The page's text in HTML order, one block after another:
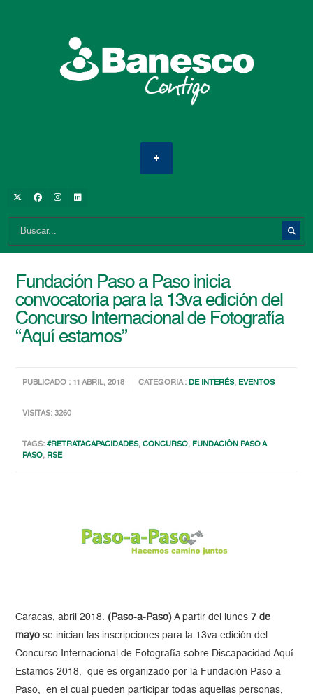
Fundación Paso a Paso inicia
convocatoria para la 13va edición del
Concurso Internacional de Fotografía
“Aquí estamos”
PUBLICADO : 11 ABRIL, 2018 CATEGORIA :DE INTERÉS, EVENTOS
VISITAS: 3260
TAGS:#RETRATACAPACIDADES,CONCURSO, FUNDACIÓN PASO A
PASO, RSE
Caracas, abril 2018. (Paso-a-Paso) A partir del lunes7 de
mayo se inician las inscripciones para la 13va edición del
Concurso Internacional de Fotografía sobre Discapacidad Aquí
Estamos 2018, que es organizado por la Fundación Paso a
Paso, en el cual pueden participar todas aquellas personas,